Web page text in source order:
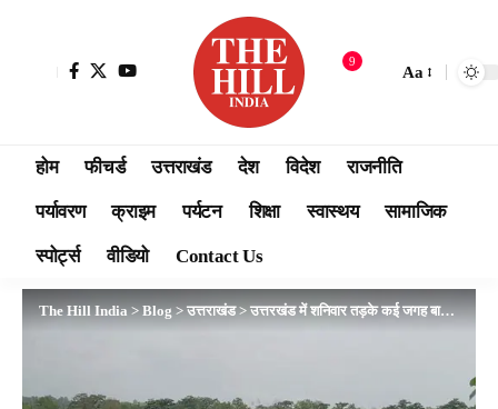
9
Aa
होम फीचर्ड उत्तराखंड देश विदेश राजनीति
पर्यावरण क्राइम पर्यटन शिक्षा स्वास्थय सामाजिक
स्पोर्ट्स वीडियो Contact Us
The Hill India > Blog >उत्तराखंड>उत्तरखंड में शनिवार तड़के कई जगह बादल फटने से भारी नुकसान